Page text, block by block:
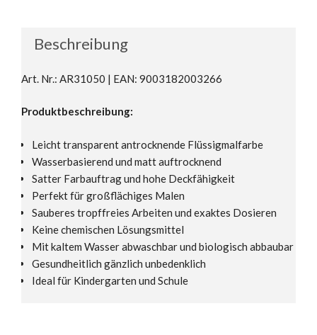
Beschreibung
Art. Nr.: AR31050 | EAN: 9003182003266
Produktbeschreibung:
Leicht transparent antrocknende Flüssigmalfarbe
Wasserbasierend und matt auftrocknend
Satter Farbauftrag und hohe Deckfähigkeit
Perfekt für großflächiges Malen
Sauberes tropffreies Arbeiten und exaktes Dosieren
Keine chemischen Lösungsmittel
Mit kaltem Wasser abwaschbar und biologisch abbaubar
Gesundheitlich gänzlich unbedenklich
Ideal für Kindergarten und Schule